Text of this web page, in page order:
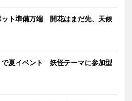
ット準備万端 開花はまだ先、天候
で夏イベント 妖怪テーマに参加型